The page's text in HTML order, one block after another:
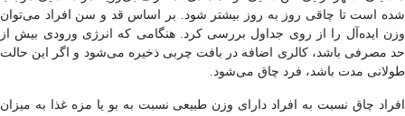
شده است تا چاقی روز به روز بیشتر شود. بر اساس قد و سن افراد می‌توان
وزن ایده‌آل را از روی جداول بررسی کرد. هنگامی که انرژی ورودی بیش از
حد مصرفی باشد، کالری اضافه در بافت چربی ذخیره می‌شود و اگر این حالت
طولانی مدت باشد، فرد چاق می‌شود.
افراد چاق نسبت به افراد دارای وزن طبیعی نسبت به بو یا مزه غذا به میزان